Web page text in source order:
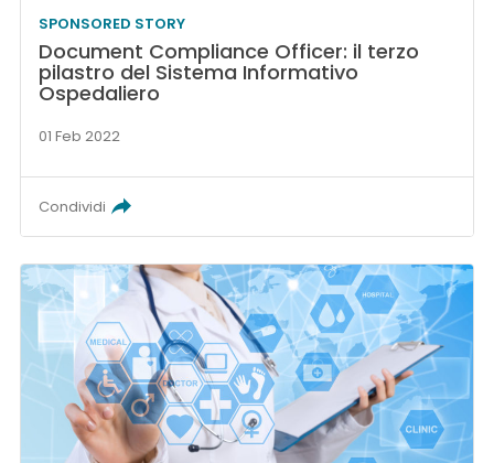
SPONSORED STORY
Document Compliance Officer: il terzo
pilastro del Sistema Informativo
Ospedaliero
01 Feb 2022
Condividi